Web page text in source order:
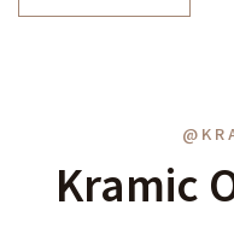
Kramic